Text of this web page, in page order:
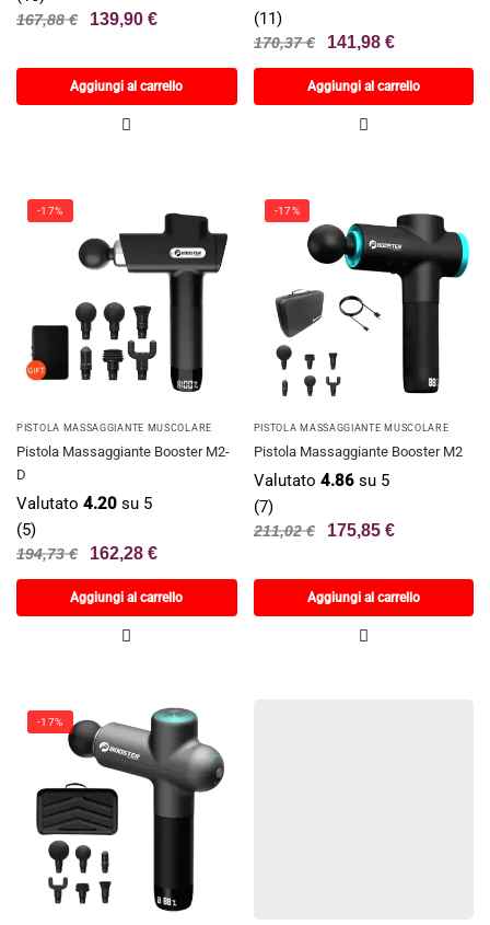
167,88€ 139,90 €
Aggiungi al carrello
(11)
170,37€ 141,98 €
Aggiungi al carrello
-17%
PISTOLA MASSAGGIANTE MUSCOLARE
Pistola Massaggiante Booster M2-
D
Valutato 4.20 su 5
(5)
194,73€ 162,28 €
Aggiungi al carrello
-17%
PISTOLA MASSAGGIANTE MUSCOLARE
Pistola Massaggiante Booster M2
Valutato 4.86su 5
(7)
211,02€ 175,85 €
Aggiungi al carrello
-17%